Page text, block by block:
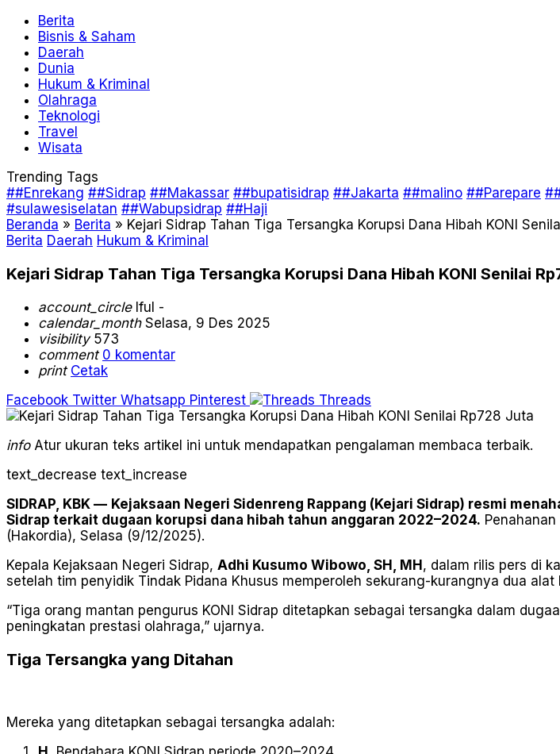
Berita
Bisnis & Saham
Daerah
Dunia
Hukum & Kriminal
Olahraga
Teknologi
Travel
Wisata
Trending Tags
##Enrekang ##Sidrap ##Makassar ##bupatisidrap ##Jakarta ##malino ##Parepare
#sulawesiselatan ##Wabupsidrap ##Haji
Beranda » Berita » Kejari Sidrap Tahan Tiga Tersangka Korupsi Dana Hibah KONI
Berita Daerah Hukum & Kriminal
Kejari Sidrap Tahan Tiga Tersangka Korupsi Dana Hibah KONI Senilai
account_circleIful -
calendar_monthSelasa, 9 Des 2025
visibility573
comment 0 komentar
print Cetak
Facebook Twitter Whatsapp Pinterest Threads
infoAtur ukuran teks artikel ini untuk mendapatkan pengalaman membaca terbaik.
text_decrease text_increase
SIDRAP, KBK — Kejaksaan Negeri Sidenreng Rappang (Kejari Sidrap) resmi
Sidrap terkait dugaan korupsi dana hibah tahun anggaran 2022–2024.
(Hakordia), Selasa (9/12/2025).
Kepala Kejaksaan Negeri Sidrap, Adhi Kusumo Wibowo, SH, MH, dalam rilis pers di
setelah tim penyidik Tindak Pidana Khusus memperoleh sekurang-kurangnya dua alat
“Tiga orang mantan pengurus KONI Sidrap ditetapkan sebagai tersangka dalam
peningkatan prestasi olahraga,” ujarnya.
Tiga Tersangka yang Ditahan
Mereka yang ditetapkan sebagai tersangka adalah: